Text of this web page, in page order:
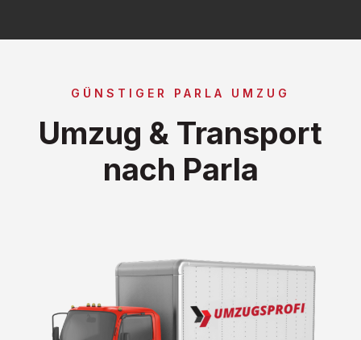
GÜNSTIGER PARLA UMZUG
Umzug & Transport
nach Parla